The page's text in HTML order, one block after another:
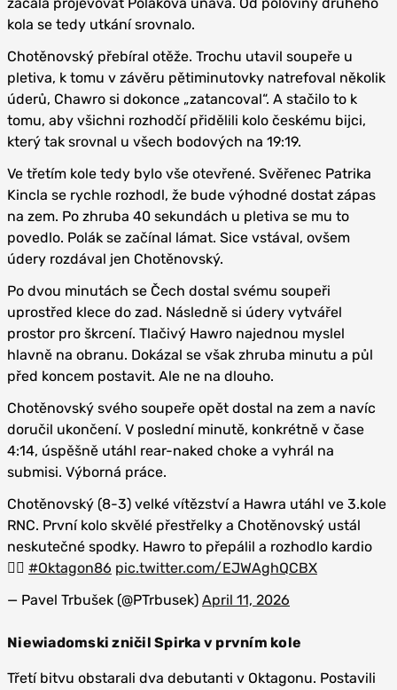
kola se tedy utkání srovnalo.
Chotěnovský přebíral otěže. Trochu utavil soupeře u
pletiva, k tomu v závěru pětiminutovky natrefoval několik
úderů, Chawro si dokonce „zatancoval“. A stačilo to k
tomu, aby všichni rozhodčí přidělili kolo českému bijci,
který tak srovnal u všech bodových na 19:19.
Ve třetím kole tedy bylo vše otevřené. Svěřenec Patrika
Kincla se rychle rozhodl, že bude výhodné dostat zápas
na zem. Po zhruba 40 sekundách u pletiva se mu to
povedlo. Polák se začínal lámat. Sice vstával, ovšem
údery rozdával jen Chotěnovský.
Po dvou minutách se Čech dostal svému soupeři
uprostřed klece do zad. Následně si údery vytvářel
prostor pro škrcení. Tlačivý Hawro najednou myslel
hlavně na obranu. Dokázal se však zhruba minutu a půl
před koncem postavit. Ale ne na dlouho.
Chotěnovský svého soupeře opět dostal na zem a navíc
doručil ukončení. V poslední minutě, konkrétně v čase
4:14, úspěšně utáhl rear-naked choke a vyhrál na
submisi. Výborná práce.
Chotěnovský (8-3) velké vítězství a Hawra utáhl ve 3.kole
RNC. První kolo skvělé přestřelky a Chotěnovský ustál
neskutečné spodky. Hawro to přepálil a rozhodlo kardio
🤷‍♂️ #Oktagon86 pic.twitter.com/EJWAghQCBX
— Pavel Trbušek (@PTrbusek) April 11, 2026
Niewiadomski zničil Spirka v prvním kole
Třetí bitvu obstarali dva debutanti v Oktagonu. Postavili